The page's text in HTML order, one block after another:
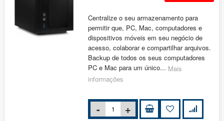
Centralize o seu armazenamento para
permitir que, PC, Mac, computadores e
dispositivos móveis em seu negócio de
acesso, colaborar e compartilhar arquivos.
Backup de todos os seus computadores
PC e Mac para um único... Mais
informações